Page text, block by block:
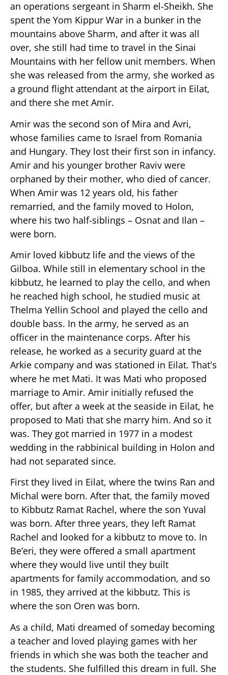
an operations sergeant in Sharm el-Sheikh. She
spent the Yom Kippur War in a bunker in the
mountains above Sharm, and after it was all
over, she still had time to travel in the Sinai
Mountains with her fellow unit members. When
she was released from the army, she worked as
a ground flight attendant at the airport in Eilat,
and there she met Amir.
Amir was the second son of Mira and Avri,
whose families came to Israel from Romania
and Hungary. They lost their first son in infancy.
Amir and his younger brother Raviv were
orphaned by their mother, who died of cancer.
When Amir was 12 years old, his father
remarried, and the family moved to Holon,
where his two half-siblings – Osnat and Ilan –
were born.
Amir loved kibbutz life and the views of the
Gilboa. While still in elementary school in the
kibbutz, he learned to play the cello, and when
he reached high school, he studied music at
Thelma Yellin School and played the cello and
double bass. In the army, he served as an
officer in the maintenance corps. After his
release, he worked as a security guard at the
Arkie company and was stationed in Eilat. That's
where he met Mati. It was Mati who proposed
marriage to Amir. Amir initially refused the
offer, but after a week at the seaside in Eilat, he
proposed to Mati that she marry him. And so it
was. They got married in 1977 in a modest
wedding in the rabbinical building in Holon and
had not separated since.
First they lived in Eilat, where the twins Ran and
Michal were born. After that, the family moved
to Kibbutz Ramat Rachel, where the son Yuval
was born. After three years, they left Ramat
Rachel and looked for a kibbutz to move to. In
Be’eri, they were offered a small apartment
where they would live until they built
apartments for family accommodation, and so
in 1985, they arrived at the kibbutz. This is
where the son Oren was born.
As a child, Mati dreamed of someday becoming
a teacher and loved playing games with her
friends in which she was both the teacher and
the students. She fulfilled this dream in full. She